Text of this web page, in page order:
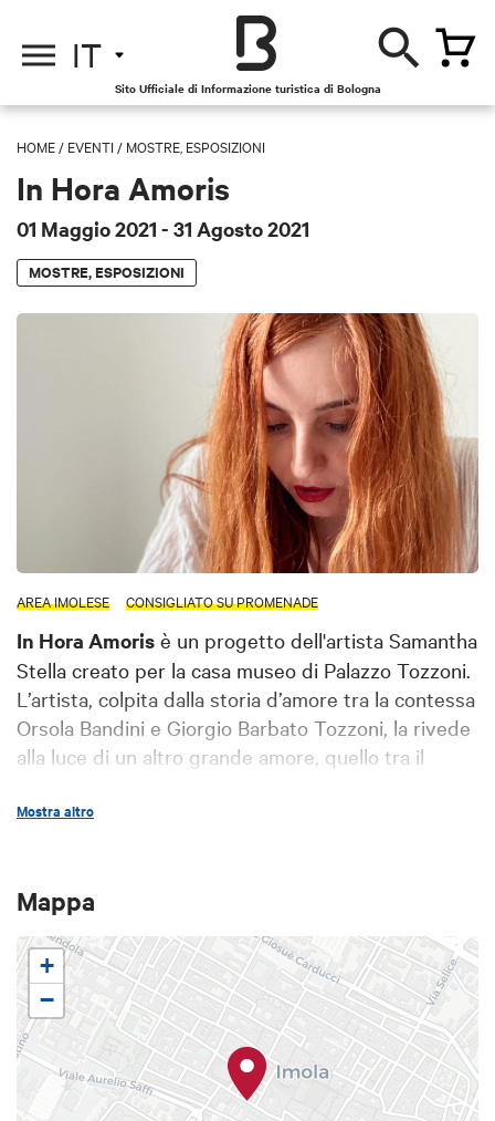
IT
Sito Ufficiale di Informazione turistica di Bologna
HOME / EVENTI / MOSTRE, ESPOSIZIONI
In Hora Amoris
01 Maggio 2021 - 31 Agosto 2021
MOSTRE, ESPOSIZIONI
AREA IMOLESE CONSIGLIATO SU PROMENADE
In Hora Amoris è un progetto dell'artista Samantha
Stella creato per la casa museo di Palazzo Tozzoni.
L’artista, colpita dalla storia d’amore tra la contessa
Orsola Bandini e Giorgio Barbato Tozzoni, la rivede
alla luce di un altro grande amore, quello tra il
musa Elizabeth Eleanor Siddal.
edElisabeth
tempo dimostrando tutta la loro attualità. Il
progetto artistico è stato realizzato daiMusei
Civici di Imolae dall’Associazione Il Pomo DaDamo
Contemporary Art di Imola appositamente per
Palazzo Tozzoni. Il video d’arte realizzato
dall’artista, rappresentativo della performance, è
visibile all’interno di Palazzo Tozzoni
Mostra altro
Mappa
+
−